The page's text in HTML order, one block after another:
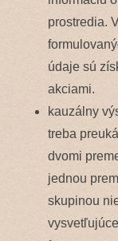
prostredia.
údaje sú
akciami.
kauzálny
treba
dvomi
jednou
skupinou